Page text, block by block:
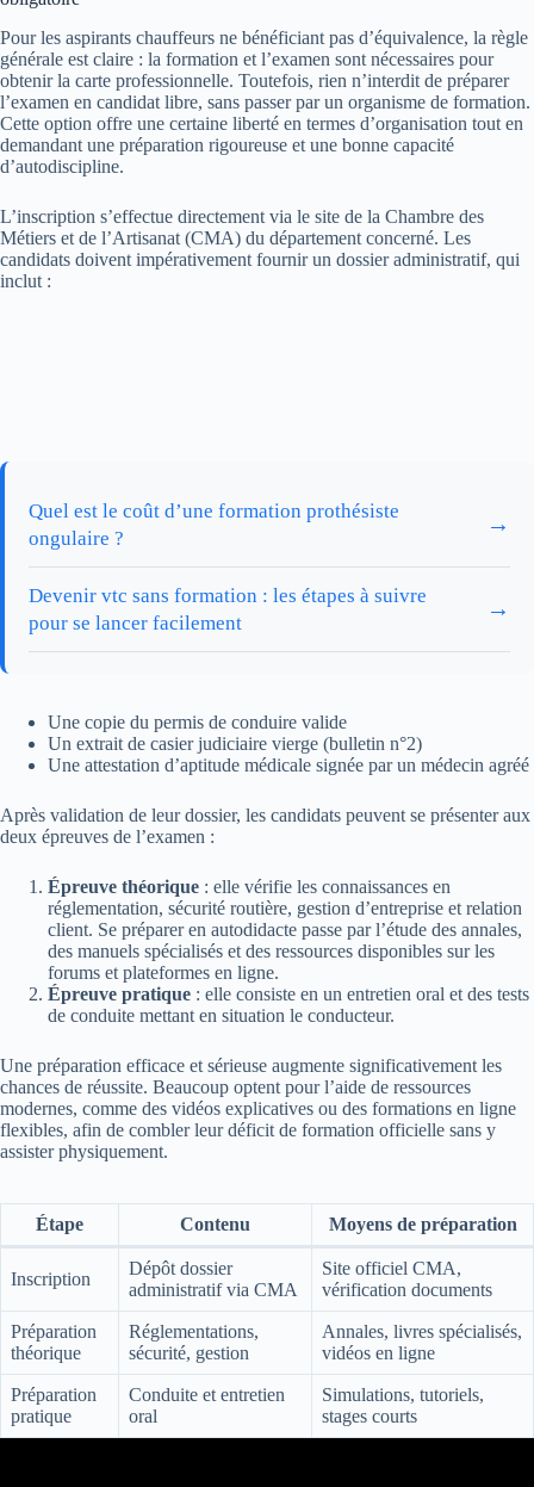
Pour les aspirants chauffeurs ne bénéficiant pas d’équivalence, la règle
générale est claire : la formation et l’examen sont nécessaires pour
obtenir la carte professionnelle. Toutefois, rien n’interdit de préparer
l’examen en candidat libre, sans passer par un organisme de formation.
Cette option offre une certaine liberté en termes d’organisation tout en
demandant une préparation rigoureuse et une bonne capacité
d’autodiscipline.
L’inscription s’effectue directement via le site de la Chambre des
Métiers et de l’Artisanat (CMA) du département concerné. Les
candidats doivent impérativement fournir un dossier administratif, qui
inclut :
Quel est le coût d’une formation prothésiste
ongulaire ?
→
Devenir vtc sans formation : les étapes à suivre
pour se lancer facilement
→
Une copie du permis de conduire valide
Un extrait de casier judiciaire vierge (bulletin n°2)
Une attestation d’aptitude médicale signée par un médecin agréé
Après validation de leur dossier, les candidats peuvent se présenter aux
deux épreuves de l’examen :
Épreuve théorique : elle vérifie les connaissances en
réglementation, sécurité routière, gestion d’entreprise et relation
client. Se préparer en autodidacte passe par l’étude des annales,
des manuels spécialisés et des ressources disponibles sur les
forums et plateformes en ligne.
Épreuve pratique : elle consiste en un entretien oral et des tests
de conduite mettant en situation le conducteur.
Une préparation efficace et sérieuse augmente significativement les
chances de réussite. Beaucoup optent pour l’aide de ressources
modernes, comme des vidéos explicatives ou des formations en ligne
flexibles, afin de combler leur déficit de formation officielle sans y
assister physiquement.
Étape Contenu Moyens de préparation
Inscription
Dépôt dossier
administratif via CMA
Site officiel CMA,
vérification documents
Préparation
théorique
Réglementations,
sécurité, gestion
Annales, livres spécialisés,
vidéos en ligne
Préparation
pratique
Conduite et entretien
oral
Simulations, tutoriels,
stages courts